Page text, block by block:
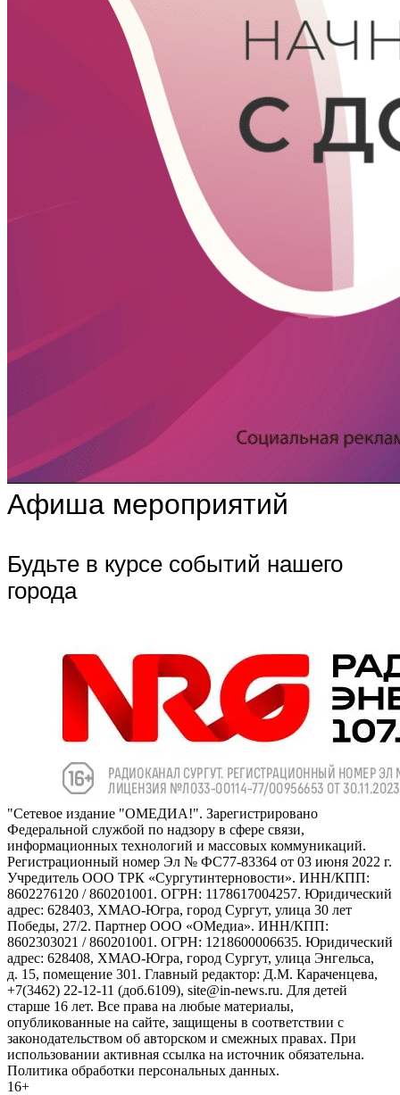
Афиша мероприятий
Будьте в курсе событий нашего
города
"Сетевое издание "ОМЕДИА!". Зарегистрировано
Федеральной службой по надзору в сфере связи,
информационных технологий и массовых коммуникаций.
Регистрационный номер Эл № ФС77-83364 от 03 июня 2022 г.
Учредитель ООО ТРК «Сургутинтерновости». ИНН/КПП:
8602276120 / 860201001. ОГРН: 1178617004257. Юридический
адрес: 628403, ХМАО-Югра, город Сургут, улица 30 лет
Победы, 27/2. Партнер ООО «ОМедиа». ИНН/КПП:
8602303021 / 860201001. ОГРН: 1218600006635. Юридический
адрес: 628408, ХМАО-Югра, город Сургут, улица Энгельса,
д. 15, помещение 301. Главный редактор: Д.М. Караченцева,
+7(3462) 22-12-11 (доб.6109), site@in-news.ru. Для детей
старше 16 лет. Все права на любые материалы,
опубликованные на сайте, защищены в соответствии с
законодательством об авторском и смежных правах. При
использовании активная ссылка на источник обязательна.
Политика обработки персональных данных.
16+